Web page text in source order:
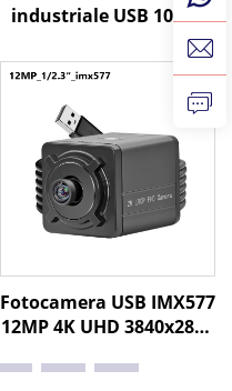
industriale USB 1080P
illuminazione WDR
Sensore CMOS da 2MP
Visione notturna
Starlight Mini
fotocamera
Fotocamera USB IMX577
12MP 4K UHD 3840x2880
senza driver UVC per